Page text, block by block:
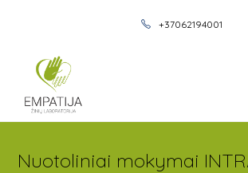
+37062194001
Nuotoliniai mokymai